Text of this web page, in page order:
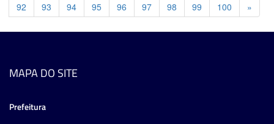
92
93 94 95 96 97 98 99 100 »
MAPA DO SITE
Prefeitura